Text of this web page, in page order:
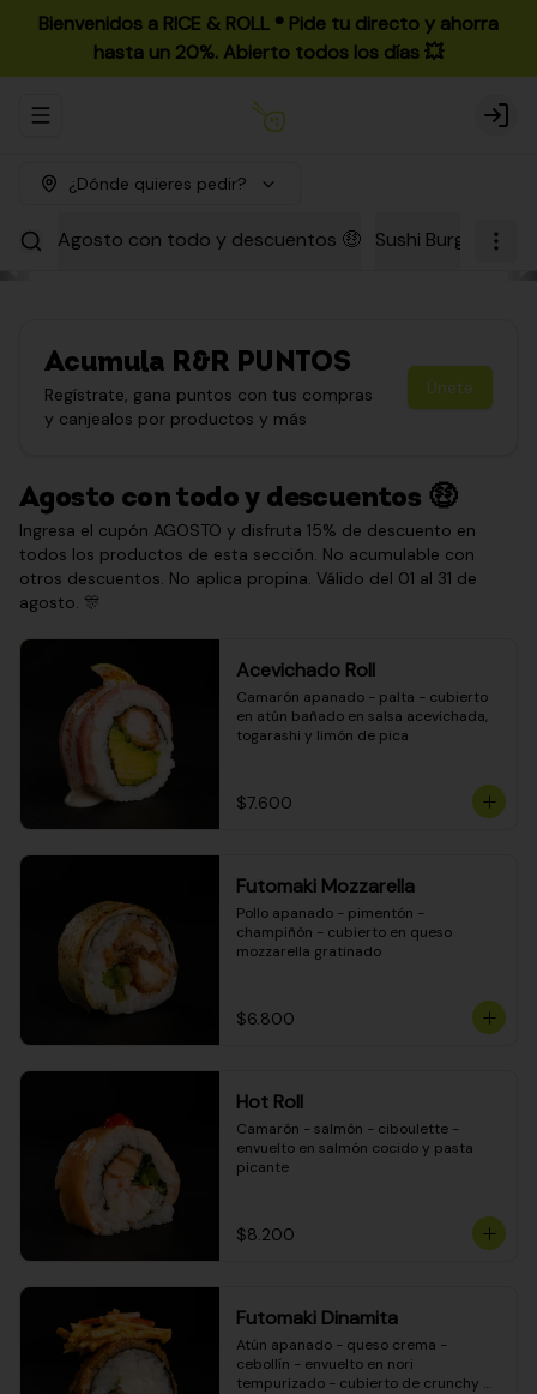
Bienvenidos a RICE & ROLL ®️ Pide tu directo y ahorra
hasta un 20%. Abierto todos los días 💥
Abrir menu de navegación Login
¿Dónde quieres pedir?
Agosto con todo y descuentos 🤑 Sushi Burgers
Acumula R&R PUNTOS
Regístrate, gana puntos con tus compras
y canjealos por productos y más
Únete
Agosto con todo y descuentos 🤑
Ingresa el cupón AGOSTO y disfruta 15% de descuento en
todos los productos de esta sección. No acumulable con
otros descuentos. No aplica propina. Válido del 01 al 31 de
agosto. 🎊
Acevichado Roll
Camarón apanado - palta - cubierto
en atún bañado en salsa acevichada,
togarashi y limón de pica
$7.600
Futomaki Mozzarella
Pollo apanado - pimentón -
champiñón - cubierto en queso
mozzarella gratinado
$6.800
Hot Roll
Camarón - salmón - ciboulette -
envuelto en salmón cocido y pasta
picante
$8.200
Futomaki Dinamita
Atún apanado - queso crema -
cebollín - envuelto en nori
tempurizado - cubierto de crunchy